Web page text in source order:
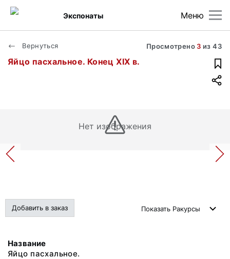
Меню
Экспонаты
Вернуться Просмотрено 3 из43
Яйцо пасхальное. Конец XIX в.
Нет изображения
Добавить в заказ Показать Ракурсы
Название
Яйцо пасхальное.